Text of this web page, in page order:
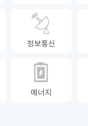
정보통신
에너지